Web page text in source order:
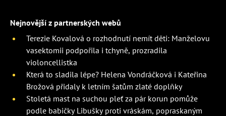
Nejnovější z partnerských webů
Terezie Kovalová o rozhodnutí nemít děti: Manželovu
vasektomii podpořila i tchyně, prozradila
violoncellistka
Která to sladila lépe? Helena Vondráčková i Kateřina
Brožová přidaly k letním šatům zlaté doplňky
Stoletá mast na suchou pleť za pár korun pomůže
podle babičky Libušky proti vráskám, popraskaným